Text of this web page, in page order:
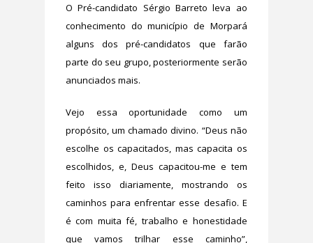
O Pré-candidato Sérgio Barreto leva ao
conhecimento do município de Morpará
alguns dos pré-candidatos que farão
parte do seu grupo, posteriormente serão
anunciados mais.
Vejo essa oportunidade como um
propósito, um chamado divino. “Deus não
escolhe os capacitados, mas capacita os
escolhidos, e, Deus capacitou-me e tem
feito isso diariamente, mostrando os
caminhos para enfrentar esse desafio. E
é com muita fé, trabalho e honestidade
que vamos trilhar esse caminho”,